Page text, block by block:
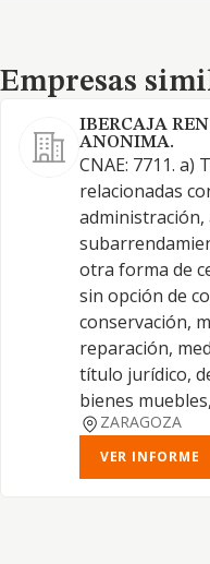
Empresas similares
Empresas
IBERCAJA
ANONIMA.
CNAE: 7711. a)
relacionadas
otra forma de
sin opción de
conservación,
reparación,
título jurídico,
bienes
ZARAGOZA
VER INFORME